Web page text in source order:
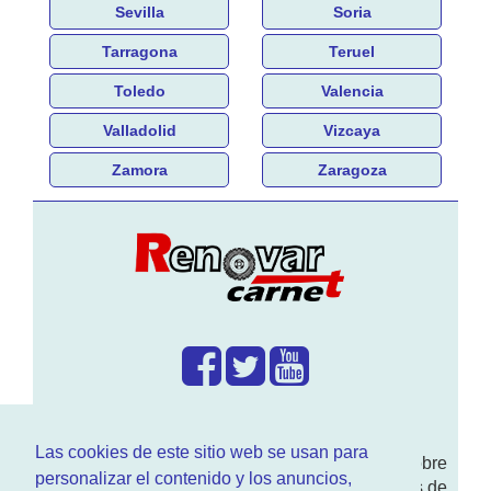
Las cookies de este sitio web se usan para
personalizar el contenido y los anuncios,
Sevilla Soria
Tarragona Teruel
Toledo Valencia
Valladolid Vizcaya
Zamora Zaragoza
Enwww.RenovarCarnet.comTe contamos sobre
larenovación del permisode conducir, noticias de